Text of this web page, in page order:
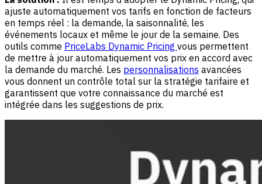
ajuste automatiquement vos tarifs en fonction de facteurs
en temps réel : la demande, la saisonnalité, les
événements locaux et même le jour de la semaine. Des
outils comme PriceLabs Dynamic Pricing vous permettent
de mettre à jour automatiquement vos prix en accord avec
la demande du marché. Les personnalisations avancées
vous donnent un contrôle total sur la stratégie tarifaire et
garantissent que votre connaissance du marché est
intégrée dans les suggestions de prix.